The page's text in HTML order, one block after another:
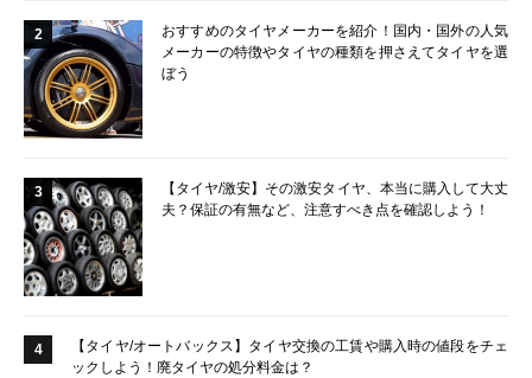
2
おすすめのタイヤメーカーを紹介！国内・国外の人気
メーカーの特徴やタイヤの種類を押さえてタイヤを選
ぼう
3
【タイヤ/激安】その激安タイヤ、本当に購入して大丈
夫？保証の有無など、注意すべき点を確認しよう！
4
【タイヤ/オートバックス】タイヤ交換の工賃や購入時の値段をチェ
ックしよう！廃タイヤの処分料金は？